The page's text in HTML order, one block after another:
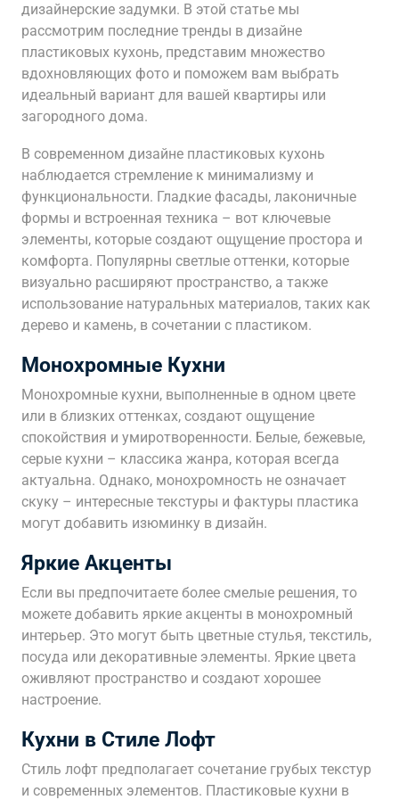
дизайнерские задумки. В этой статье мы
рассмотрим последние тренды в дизайне
пластиковых кухонь, представим множество
вдохновляющих фото и поможем вам выбрать
идеальный вариант для вашей квартиры или
загородного дома.
В современном дизайне пластиковых кухонь
наблюдается стремление к минимализму и
функциональности. Гладкие фасады, лаконичные
формы и встроенная техника – вот ключевые
элементы, которые создают ощущение простора и
комфорта. Популярны светлые оттенки, которые
визуально расширяют пространство, а также
использование натуральных материалов, таких как
дерево и камень, в сочетании с пластиком.
Монохромные Кухни
Монохромные кухни, выполненные в одном цвете
или в близких оттенках, создают ощущение
спокойствия и умиротворенности. Белые, бежевые,
серые кухни – классика жанра, которая всегда
актуальна. Однако, монохромность не означает
скуку – интересные текстуры и фактуры пластика
могут добавить изюминку в дизайн.
Яркие Акценты
Если вы предпочитаете более смелые решения, то
можете добавить яркие акценты в монохромный
интерьер. Это могут быть цветные стулья, текстиль,
посуда или декоративные элементы. Яркие цвета
оживляют пространство и создают хорошее
настроение.
Кухни в Стиле Лофт
Стиль лофт предполагает сочетание грубых текстур
и современных элементов. Пластиковые кухни в